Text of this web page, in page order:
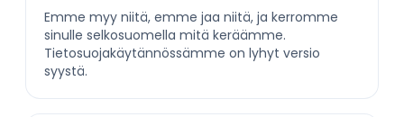
Emme myy niitä, emme jaa niitä, ja kerromme
sinulle selkosuomella mitä keräämme.
Tietosuojakäytännössämme on lyhyt versio
syystä.